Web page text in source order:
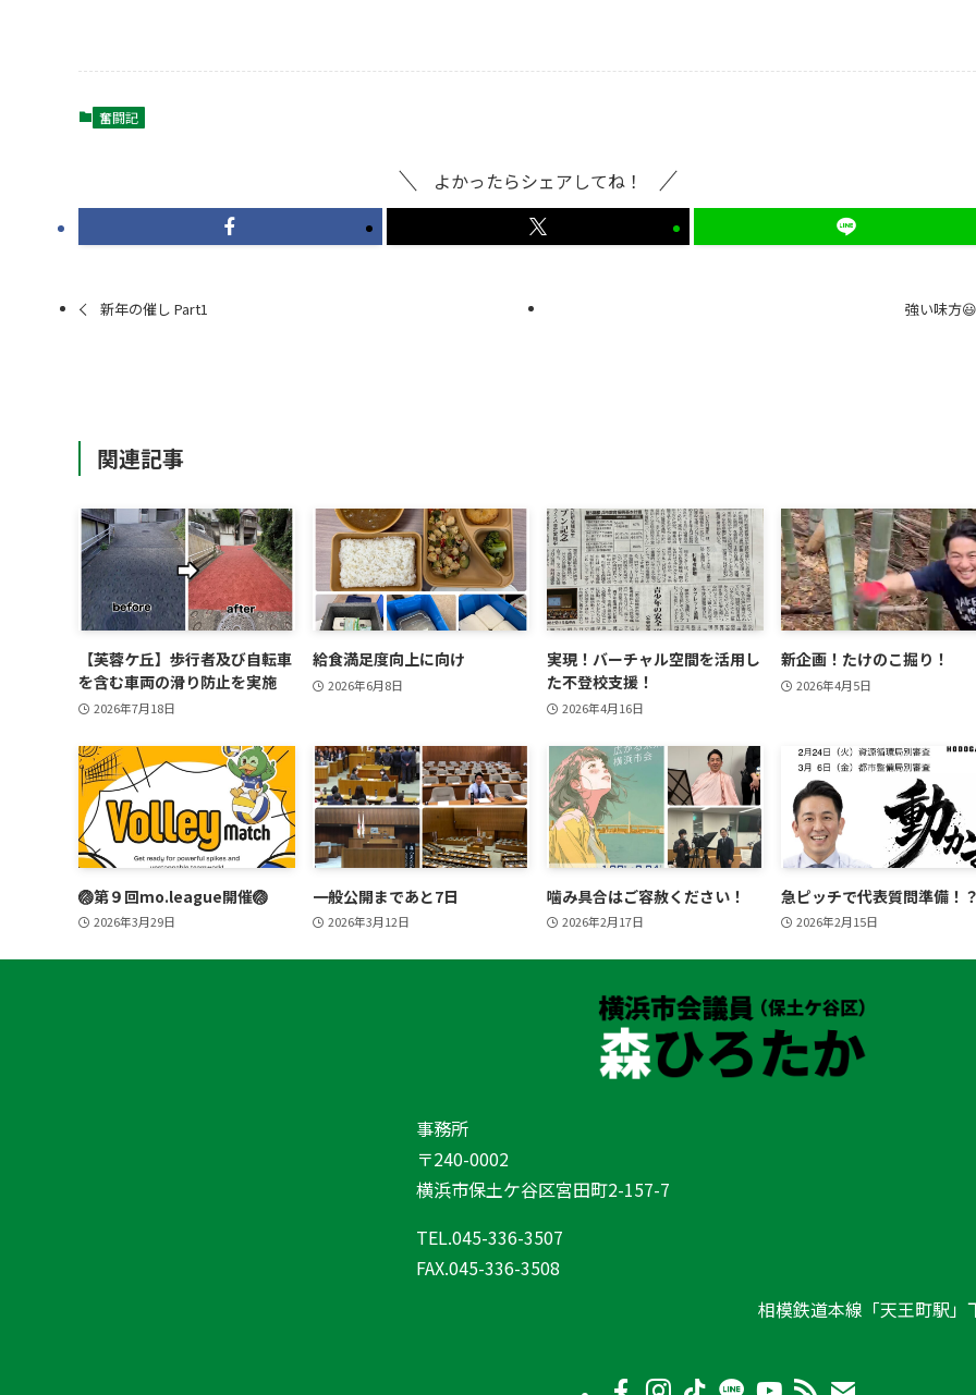
奮闘記
よかったらシェアしてね！
新年の催し Part1 強い味方😃
関連記事
【芙蓉ケ丘】歩行者及び自転車
を含む車両の滑り防止を実施
2026年7月18日
給食満足度向上に向け
2026年6月8日
実現！バーチャル空間を活用し
た不登校支援！
2026年4月16日
新企画！たけのこ掘り！
2026年4月5日
🏐第９回mo.league開催🏐
2026年3月29日
一般公開まであと7日
2026年3月12日
噛み具合はご容赦ください！
2026年2月17日
急ピッチで代表質問準備！
2026年2月15日
事務所
〒240-0002
横浜市保土ケ谷区宮田町2-157-7
TEL.045-336-3507
FAX.045-336-3508
相模鉄道本線「天王町駅」